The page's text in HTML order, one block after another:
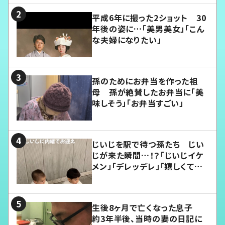
平成6年に撮った2ショット 30
年後の姿に…「美男美女」「こん
な夫婦になりたい」
孫のためにお弁当を作った祖
母 孫が絶賛したお弁当に「美
味しそう」「お弁当すごい」
じいじを駅で待つ孫たち じい
じが来た瞬間…！？「じいじイケ
メン」「デレッデレ」「嬉しくて可
生後8ヶ月で亡くなった息子
約3年半後、当時の妻の日記に